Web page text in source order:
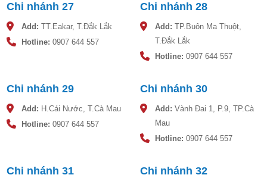
Chi nhánh 27
Add: TT.Eakar, T.Đắk Lắk
Hotline: 0907 644 557
Chi nhánh 28
Add: TP.Buôn Ma Thuột,
T.Đắk Lắk
Hotline: 0907 644 557
Chi nhánh 29
Add: H.Cái Nước, T.Cà Mau
Hotline: 0907 644 557
Chi nhánh 30
Add: Vành Đai 1, P.9, TP.Cà
Mau
Hotline: 0907 644 557
Chi nhánh 31 Chi nhánh 32